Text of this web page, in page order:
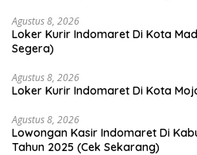
Agustus 8, 2026
Loker Kurir Indomaret Di Kota
Segera)
Agustus 8, 2026
Loker Kurir Indomaret Di Kota
Agustus 8, 2026
Lowongan Kasir Indomaret Di
Tahun 2025 (Cek Sekarang)